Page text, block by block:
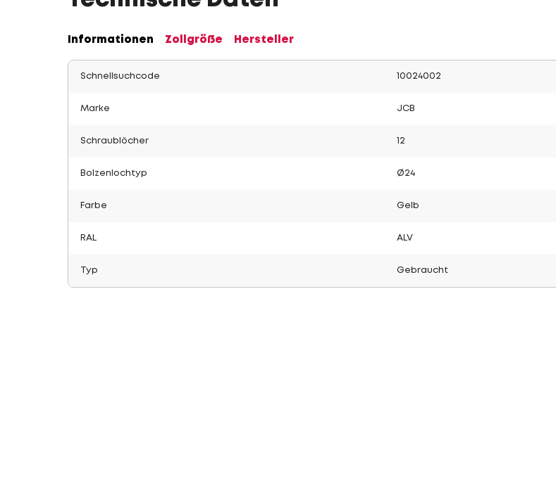
Informationen Zollgröße Hersteller
Schnellsuchcode 10024002
Marke JCB
Schraublöcher 12
Bolzenlochtyp Ø24
Farbe Gelb
RAL ALV
Typ Gebraucht